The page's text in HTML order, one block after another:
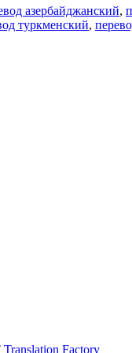
азербайджанский,
туркменский,
Factory